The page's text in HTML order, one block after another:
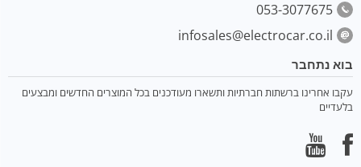
053-3077675
infosales@electrocar.co.il
בוא נתחבר
עקבו אחרינו ברשתות חברתיות ותשארו מעודכנים בכל המוצרים החדשים ומבצעים
בלעדיים